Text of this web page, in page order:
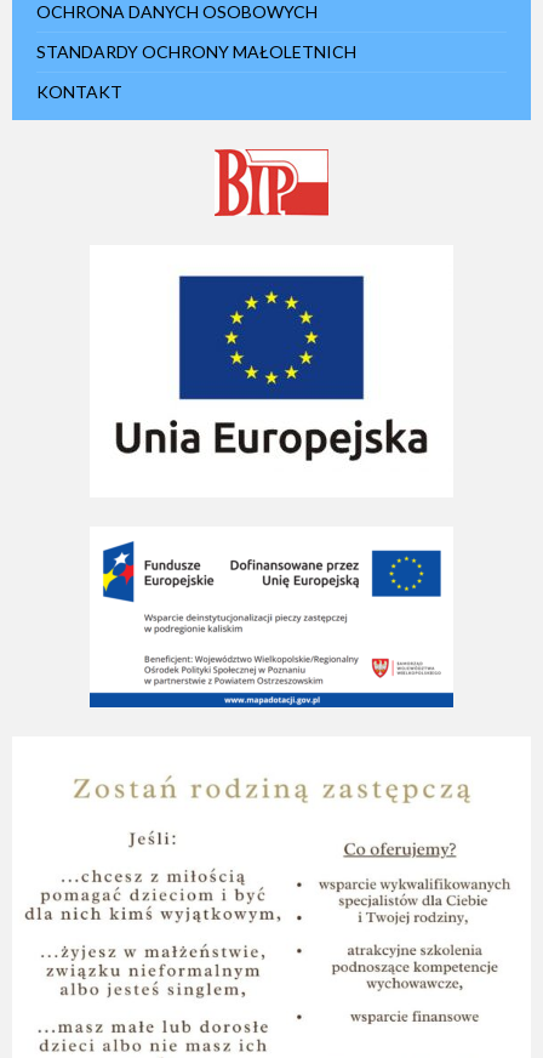
OCHRONA DANYCH OSOBOWYCH
STANDARDY OCHRONY MAŁOLETNICH
KONTAKT